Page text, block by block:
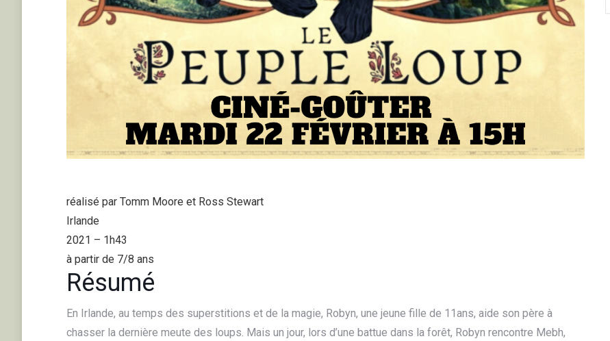
réalisé par Tomm Moore et Ross Stewart
Irlande
2021 – 1h43
à partir de 7/8 ans
Résumé
En Irlande, au temps des superstitions et de la magie, Robyn, une jeune fille de 11ans, aide son père à
chasser la dernière meute des loups. Mais un jour, lors d’une battue dans la forêt, Robyn rencontre Mebh,